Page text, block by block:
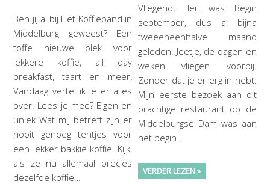
Ben jij al bij Het Koffiepand in
Middelburg geweest? Een
toffe nieuwe plek voor
lekkere koffie, all day
breakfast, taart en meer!
Vandaag vertel ik je er alles
over. Lees je mee? Eigen en
uniek Wat mij betreft zijn er
nooit genoeg tentjes voor
een lekker bakkie koffie. Kijk,
als ze nu allemaal precies
dezelfde koffie…
Vliegendt Hert was. Begin
september, dus al bijna
tweeëneenhalve maand
geleden. Jeetje, de dagen en
weken vliegen voorbij.
Zonder dat je er erg in hebt.
Mijn eerste bezoek aan dit
prachtige restaurant op de
Middelburgse Dam was aan
het begin…
VERDER LEZEN »